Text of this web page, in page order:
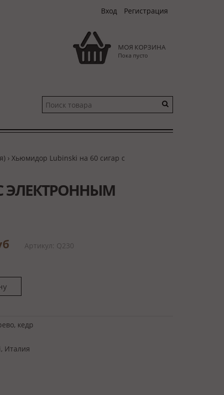
Вход Регистрация
МОЯ КОРЗИНА
Пока пусто
› Хьюмидор Lubinski на 60 сигар с
ЭЛЕКТРОННЫМ
Артикул: Q230
кедр
Италия